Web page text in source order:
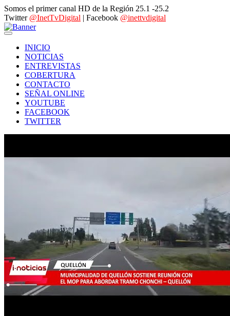
Somos el primer canal HD de la Región 25.1 -25.2
Twitter @InetTvDigital | Facebook @inettvdigital
INICIO
NOTICIAS
ENTREVISTAS
COBERTURA
CONTACTO
SEÑAL ONLINE
YOUTUBE
FACEBOOK
TWITTER